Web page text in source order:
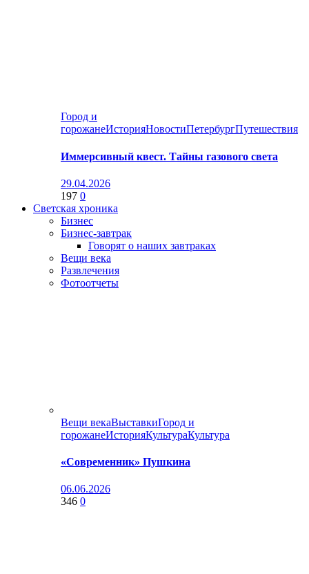
Город и
горожанеИсторияНовостиПетербургПутешествия
Иммерсивный квест. Тайны газового света
29.04.2026
197 0
Светская хроника
Бизнес
Бизнес-завтрак
Говорят о наших завтраках
Вещи века
Развлечения
Фотоотчеты
Вещи векаВыставкиГород и
горожанеИсторияКультураКультура
«Современник» Пушкина
06.06.2026
346 0